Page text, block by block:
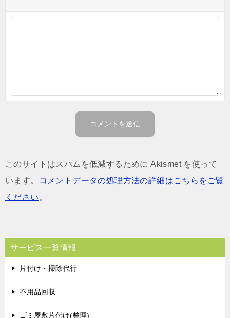
このサイトはスパムを低減するために Akismet を使って
います。
コメントデータの処理方法の詳細はこちらをご覧
ください 。
サービス一覧情報
片付け・掃除代行
不用品回収
ゴミ屋敷片付け(整理)